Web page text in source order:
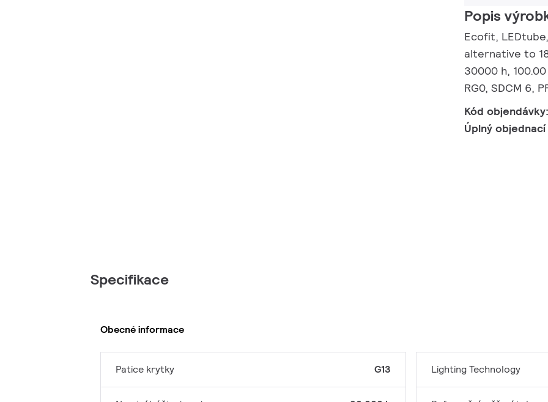
Popis
Ecofit,
alternative to
30000 h,
RG0, SDCM 6,
Kód
Úplný
Specifikace
Obecné informace
Patice krytky G13 Lighting Technology